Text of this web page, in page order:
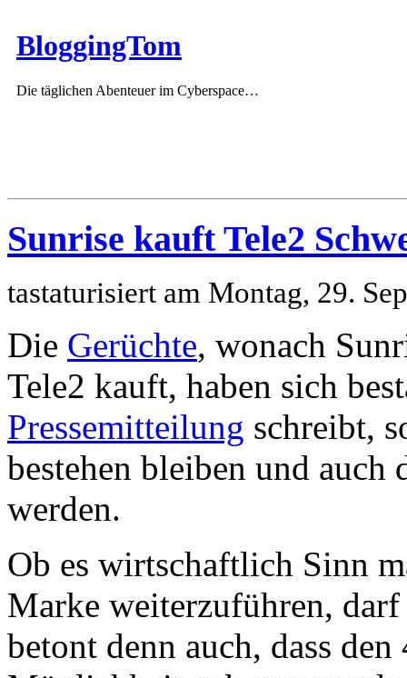
BloggingTom
Die täglichen Abenteuer im Cyberspace…
Sunrise kauft Tele2
tastaturisiert am Montag, 29.
Die Gerüchte, wonach
Tele2 kauft, haben sich
Pressemitteilung schreibt,
bestehen bleiben und
werden.
Ob es wirtschaftlich Sinn
Marke weiterzuführen,
betont denn auch, dass